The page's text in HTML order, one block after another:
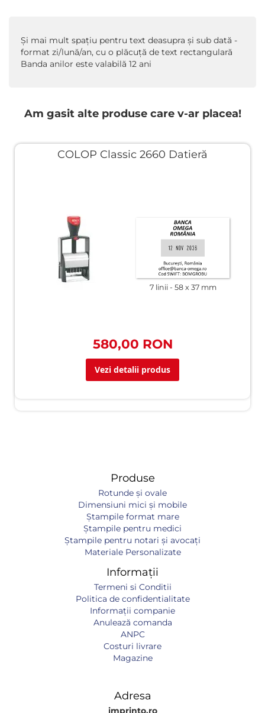
Şi mai mult spaţiu pentru text deasupra şi sub dată -
format zi/lună/an, cu o plăcuţă de text rectangulară
Banda anilor este valabilă 12 ani
Am gasit alte produse care v-ar placea!
COLOP Classic 2660 Datieră
7 linii 58 x 37 mm
580,00 RON
Vezi detalii produs
Produse
Rotunde și ovale
Dimensiuni mici și mobile
Ștampile format mare
Ștampile pentru medici
Ștampile pentru notari și avocați
Materiale Personalizate
Informații
Termeni si Conditii
Politica de confidentialitate
Informaţii companie
Anulează comanda
ANPC
Costuri livrare
Magazine
Adresa
imprinto.ro